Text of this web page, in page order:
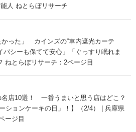
人 ねとらぼリサーチ
かった」 カインズの“車内遮光カーテ
シーも保てて安心」「ぐっすり眠れま
ねとらぼリサーチ：2ページ目
店10選！ 一番うまいと思う店はどこ？
ションケーキの日」！】（2/4） | 兵庫県
ージ目